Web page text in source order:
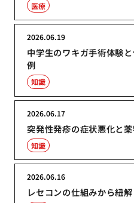
医療
中学生のワキガ手術体験
例
2026.06.19
知識
突発性発疹の症状悪化と
2026.06.17
知識
レセコンの仕組みから紐
2026.06.16